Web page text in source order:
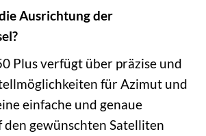
Ausrichtung der
Plus verfügt über präzise und
für Azimut und
einfache und genaue
gewünschten Satelliten